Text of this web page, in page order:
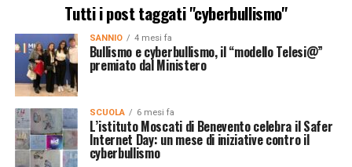
Tutti i post taggati "cyberbullismo"
SANNIO 4 mesi fa
Bullismo e cyberbullismo, il “modello Telesi@”
premiato dal Ministero
SCUOLA 6 mesi fa
L’istituto Moscati di Benevento celebra il Safer
Internet Day: un mese di iniziative contro il
cyberbullismo